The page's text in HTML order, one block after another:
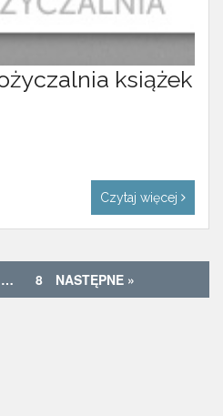
książek
Czytaj więcej
… 8 NASTĘPNE »